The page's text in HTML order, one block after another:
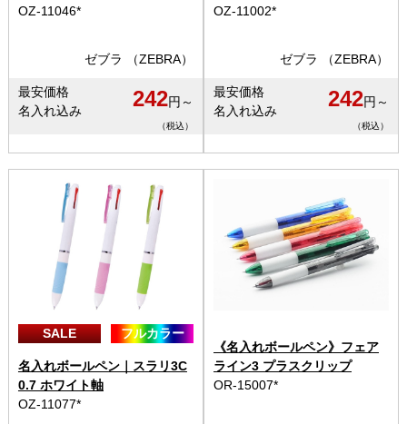
OZ-11046*
ゼブラ （ZEBRA）
最安価格
名入れ込み
242円～
（税込）
OZ-11002*
ゼブラ （ZEBRA）
最安価格
名入れ込み
242円～
（税込）
SALE フルカラー
名入れボールペン｜スラリ3C
0.7 ホワイト軸
OZ-11077*
《名入れボールペン》フェア
ライン3 プラスクリップ
OR-15007*